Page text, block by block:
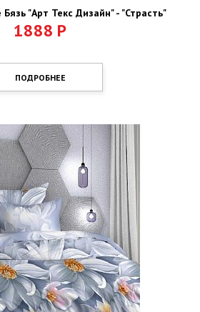
"Арт Текс Дизайн" - "Страсть"
1888 Р
ПОДРОБНЕЕ